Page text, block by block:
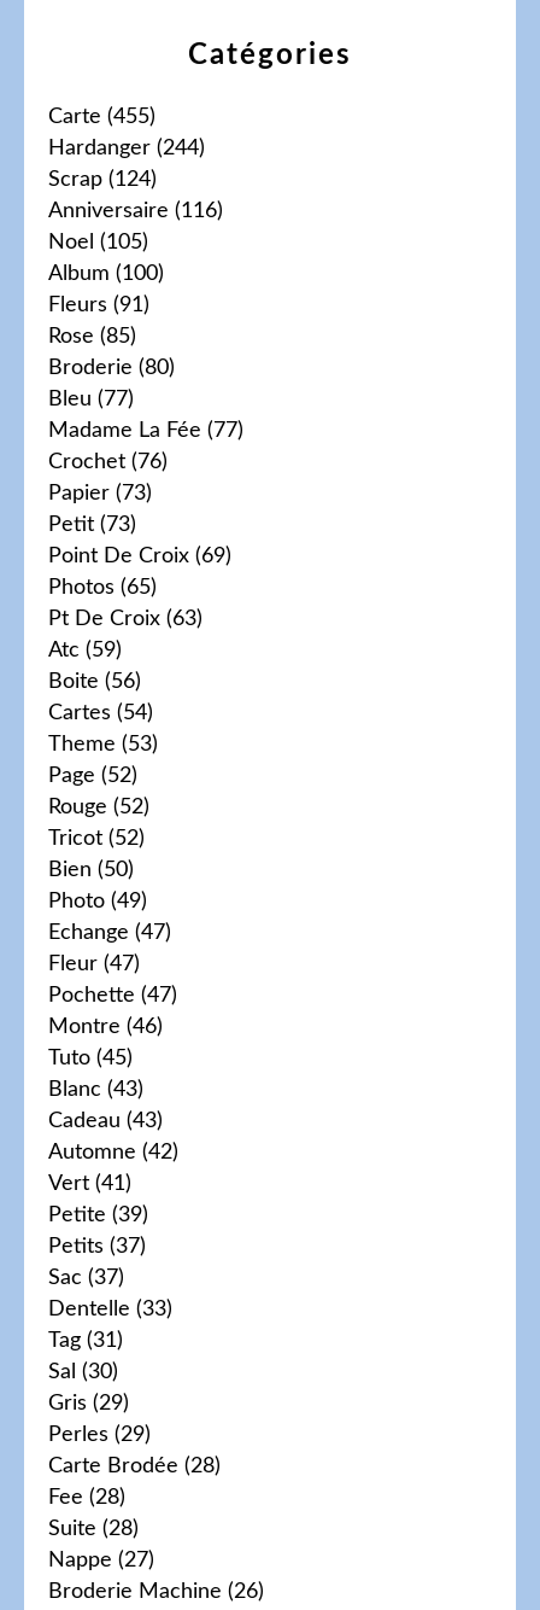
Catégories
Carte (455)
Hardanger (244)
Scrap (124)
Anniversaire (116)
Noel (105)
Album (100)
Fleurs (91)
Rose (85)
Broderie (80)
Bleu (77)
Madame La Fée (77)
Crochet (76)
Papier (73)
Petit (73)
Point De Croix (69)
Photos (65)
Pt De Croix (63)
Atc (59)
Boite (56)
Cartes (54)
Theme (53)
Page (52)
Rouge (52)
Tricot (52)
Bien (50)
Photo (49)
Echange (47)
Fleur (47)
Pochette (47)
Montre (46)
Tuto (45)
Blanc (43)
Cadeau (43)
Automne (42)
Vert (41)
Petite (39)
Petits (37)
Sac (37)
Dentelle (33)
Tag (31)
Sal (30)
Gris (29)
Perles (29)
Carte Brodée (28)
Fee (28)
Suite (28)
Nappe (27)
Broderie Machine (26)